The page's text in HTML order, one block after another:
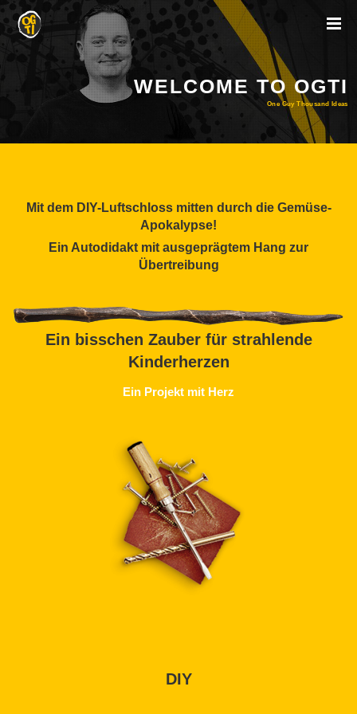
WELCOME TO OGTI
One Guy Thousand Ideas
Mit dem DIY-Luftschloss mitten durch die Gemüse-
Apokalypse!
Ein Autodidakt mit ausgeprägtem Hang zur
Übertreibung
Ein bisschen Zauber für strahlende
Kinderherzen
Ein Projekt mit Herz
DIY